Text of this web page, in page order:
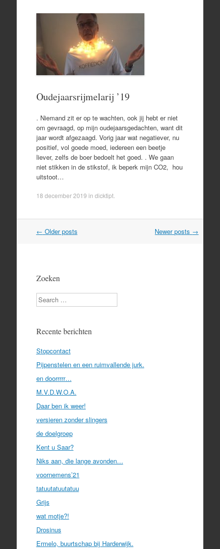
Oudejaarsrijmelarij ’19
. Niemand zit er op te wachten, ook jij hebt er niet
om gevraagd, op mijn oudejaarsgedachten, want dit
jaar wordt afgezaagd. Vorig jaar wat negatiever, nu
positief, vol goede moed, iedereen een beetje
liever, zelfs de boer bedoelt het goed. . We gaan
niet stikken in de stikstof, ik beperk mijn CO2, hou
uitstoot…
18 december 2019 in dicktipt.
Post
← Older posts Newer posts →
Zoeken
Search
Recente berichten
Stopcontact
Pijpenstelen en een ruimvallende jurk.
en doorrrrr…
M.V.D.W.O.A.
Daar ben ik weer!
versieren zonder slingers
de doelgroep
Kent u Saar?
Niks aan, die lange avonden…
voornemens’21
tatuutatuutatuu
Grijs
wat motje?!
Drosinus
Ermelo, buurtschap bij Harderwijk.